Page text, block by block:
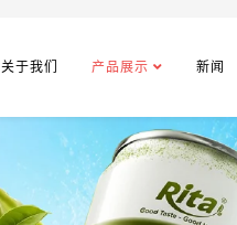
关于我们 产品展示 新闻